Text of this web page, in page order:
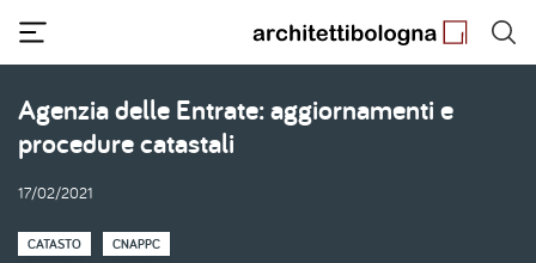
contenuto
principale
Agenzia delle Entrate: aggiornamenti e
procedure catastali
17/02/2021
CATASTO CNAPPC